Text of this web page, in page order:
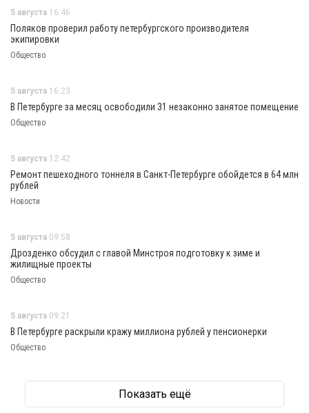
5 августа 16:46
Поляков проверил работу петербургского производителя
экипировки
Общество
5 августа 16:23
В Петербурге за месяц освободили 31 незаконно занятое помещение
Общество
5 августа 12:42
Ремонт пешеходного тоннеля в Санкт-Петербурге обойдется в 64 млн
рублей
Новости
5 августа 09:58
Дрозденко обсудил с главой Минстроя подготовку к зиме и
жилищные проекты
Общество
5 августа 09:21
В Петербурге раскрыли кражу миллиона рублей у пенсионерки
Общество
Показать ещё